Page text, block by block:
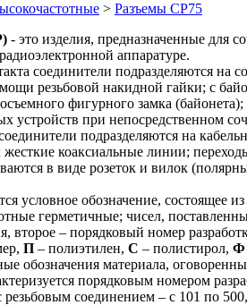
> Разъемы СР75
- это изделия, предназначенные для
аппаратуре.
соединители подразделяются на
резьбовой накидной гайки; с
фигурного замка
устройств при непосредственном
подразделяются на
коаксиальные линии;
в виде розеток и вилок
условное обозначение, состоящее из
герметичные; чисел,
второе – порядковый номер
П – полиэтилен, С – полистирол, Ф
обозначения материала,
порядковым номером
резьбовым соединением – с 101 по